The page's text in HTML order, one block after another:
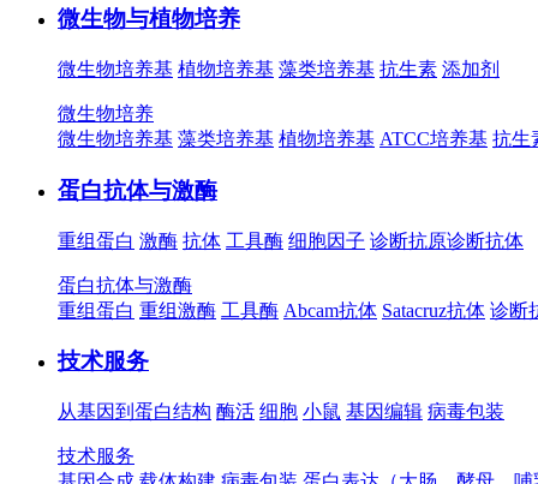
微生物与植物培养
微生物培养基 植物培养基 藻类培养基 抗生素 添加剂
微生物培养
微生物培养基 藻类培养基 植物培养基 ATCC培养基 抗生
蛋白抗体与激酶
重组蛋白 激酶 抗体 工具酶 细胞因子 诊断抗原诊断抗体
蛋白抗体与激酶
重组蛋白 重组激酶 工具酶 Abcam抗体 Satacruz抗体 诊断
技术服务
从基因到蛋白结构 酶活 细胞 小鼠 基因编辑 病毒包装
技术服务